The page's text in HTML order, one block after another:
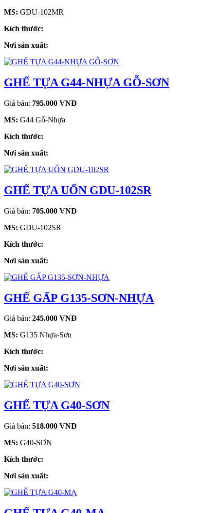
MS: GDU-102MR
Kích thước:
Nơi sản xuất:
GHẾ TỰA G44-NHỰA GỖ-SƠN
Giá bán: 795.000 VNĐ
MS: G44 Gỗ-Nhựa
Kích thước:
Nơi sản xuất:
GHẾ TỰA UỐN GDU-102SR
Giá bán: 705.000 VNĐ
MS: GDU-102SR
Kích thước:
Nơi sản xuất:
GHẾ GẤP G135-SƠN-NHỰA
Giá bán: 245.000 VNĐ
MS: G135 Nhựa-Sơn
Kích thước:
Nơi sản xuất:
GHẾ TỰA G40-SƠN
Giá bán: 518.000 VNĐ
MS: G40-SƠN
Kích thước:
Nơi sản xuất: